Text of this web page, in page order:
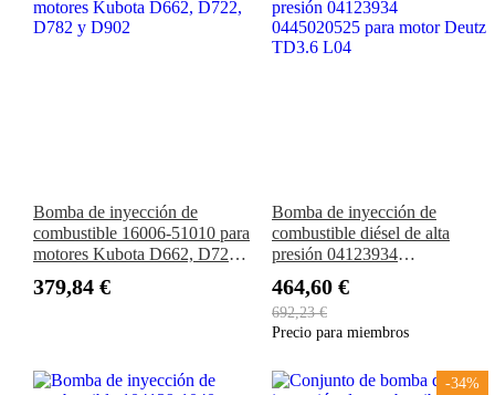
Bomba de inyección de
combustible 16006-51010 para
motores Kubota D662, D722,
379,84 €
Bomba de inyección de
combustible diésel de alta
presión 04123934
TD3.6 L04
464,60 €
692,23 €
Precio para miembros
-34%